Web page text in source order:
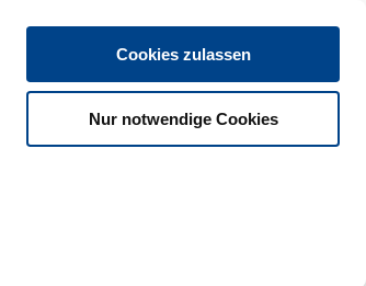
Cookies zulassen
Nur notwendige Cookies